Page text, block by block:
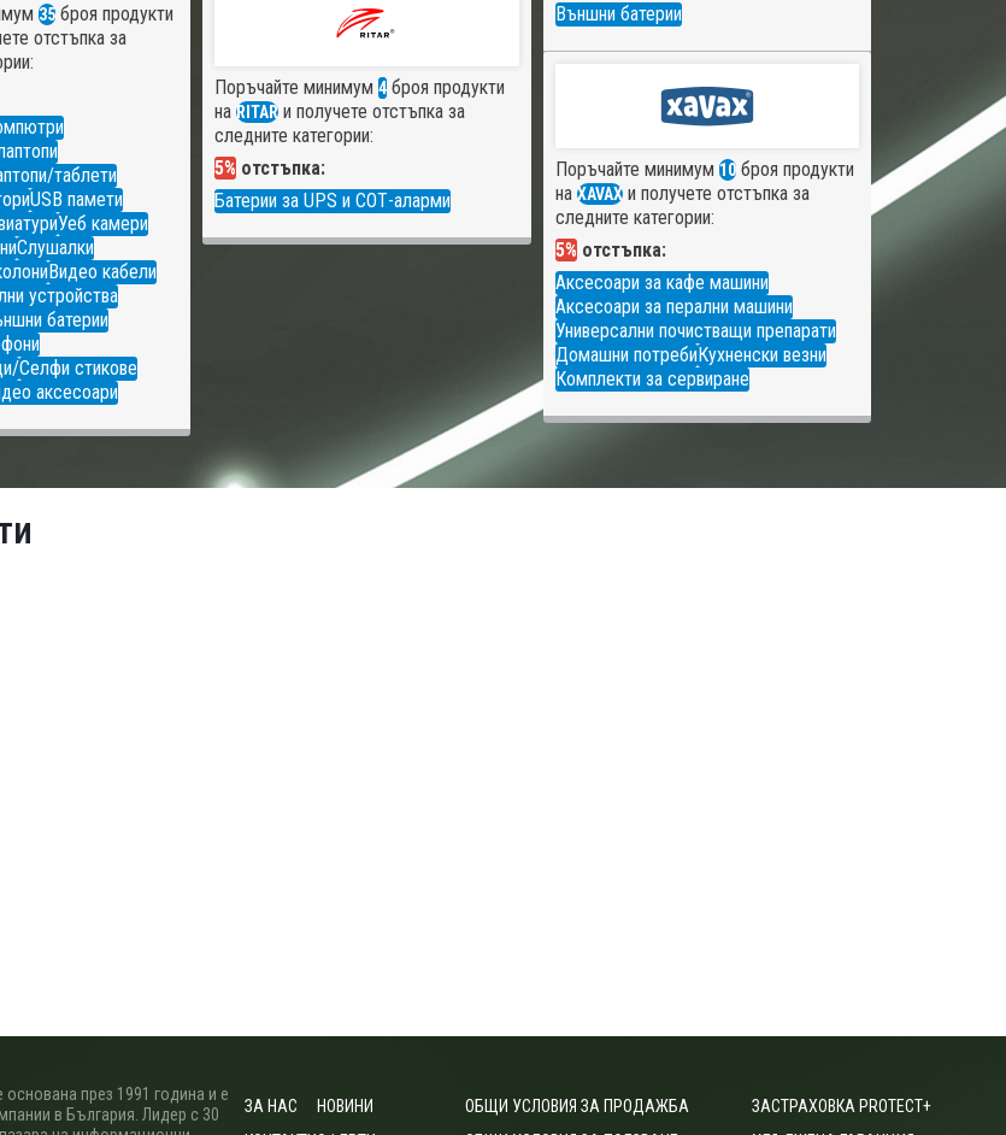
Външни батерии
35броя продукти
отстъпка за
таблети
USB памети
Уеб камери
Слушалки
Видео кабели
устройства
батерии
Селфи стикове
аксесоари
Поръчайте минимум 4 броя продукти
на RITAR и получете отстъпка за
следните категории:
5% отстъпка:
Батерии за UPS и СОТ-аларми
Поръчайте минимум 10броя продукти
на XAVAXи получете отстъпка за
следните категории:
5% отстъпка:
Аксесоари за кафе машини
Аксесоари за перални машини
Универсални почистващи препарати
Домашни потребиКухненски везни
Комплекти за сервиране
през 1991 година и е
в България. Лидер с 30
ЗА НАС
НОВИНИ
ОБЩИ УСЛОВИЯ ЗА ПРОДАЖБА
ЗАСТРАХОВКА PROTECT+